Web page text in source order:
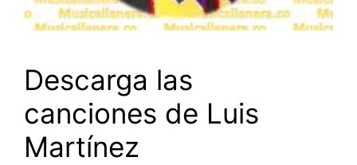
Descarga las
canciones de Luis
Martínez